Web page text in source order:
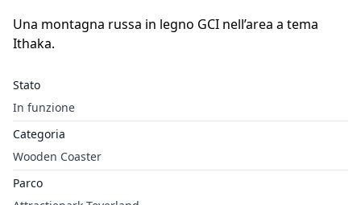
Una montagna russa in legno GCI nell’area a tema
Ithaka.
Stato
In funzione
Categoria
Wooden Coaster
Parco